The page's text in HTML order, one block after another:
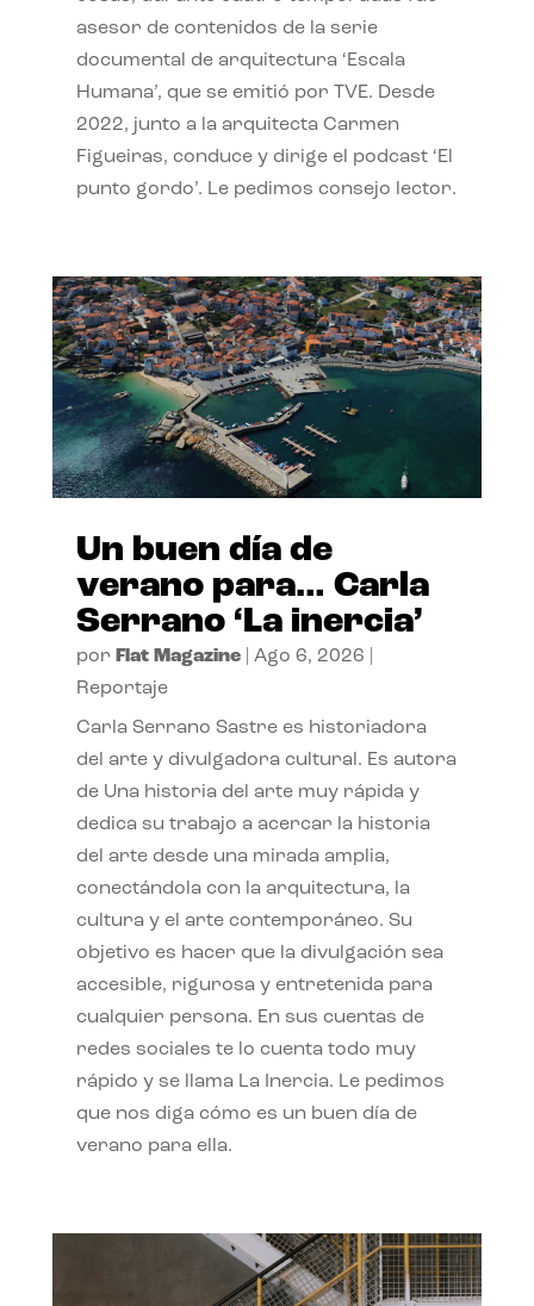
asesor de contenidos de la serie
documental de arquitectura ‘Escala
Humana’, que se emitió por TVE. Desde
2022, junto a la arquitecta Carmen
Figueiras, conduce y dirige el podcast ‘El
punto gordo’. Le pedimos consejo lector.
Un buen día de
verano para… Carla
Serrano ‘La inercia’
por Flat Magazine| Ago 6, 2026
Reportaje
Carla Serrano Sastre es historiadora
del arte y divulgadora cultural. Es autora
de Una historia del arte muy rápida y
dedica su trabajo a acercar la historia
del arte desde una mirada amplia,
conectándola con la arquitectura, la
cultura y el arte contemporáneo. Su
objetivo es hacer que la divulgación sea
accesible, rigurosa y entretenida para
cualquier persona. En sus cuentas de
redes sociales te lo cuenta todo muy
rápido y se llama La Inercia. Le pedimos
que nos diga cómo es un buen día de
verano para ella.